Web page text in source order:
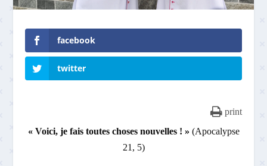
facebook
twitter
print
« Voici, je fais toutes choses nouvelles ! » (Apocalypse
21, 5)